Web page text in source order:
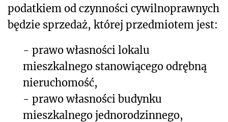
podatkiem od czynności cywilnoprawnych
będzie sprzedaż, której przedmiotem jest:
- prawo własności lokalu
mieszkalnego stanowiącego odrębną
nieruchomość,
- prawo własności budynku
mieszkalnego jednorodzinnego,